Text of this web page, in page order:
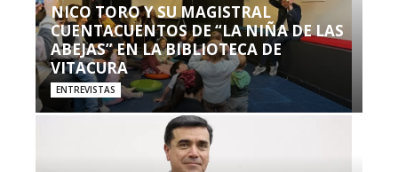
NICO TORO Y SU MAGISTRAL
CUENTACUENTOS DE “LA NIÑA DE LAS
ABEJAS” EN LA BIBLIOTECA DE
VITACURA
ENTREVISTAS